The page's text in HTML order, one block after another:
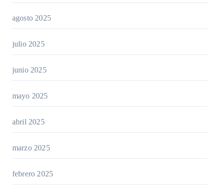
agosto 2025
julio 2025
junio 2025
mayo 2025
abril 2025
marzo 2025
febrero 2025